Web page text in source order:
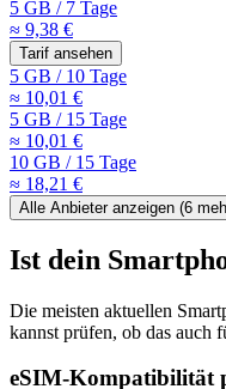
5 GB /7 Tage
≈ 9,38 €
Tarif ansehen
5 GB /10 Tage
≈ 10,01 €
5 GB /15 Tage
≈ 10,01 €
10 GB /15 Tage
≈ 18,21 €
Alle Anbieter anzeigen (6
Ist dein
Die meisten aktuellen
kannst prüfen, ob das auch
eSIM-Kompatibilität